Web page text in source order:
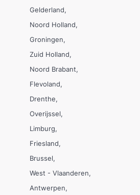
Gelderland
Noord Holland
Groningen
Zuid Holland
Noord Brabant
Flevoland
Drenthe
Overijssel
Limburg
Friesland
Brussel
West - Vlaanderen
Antwerpen